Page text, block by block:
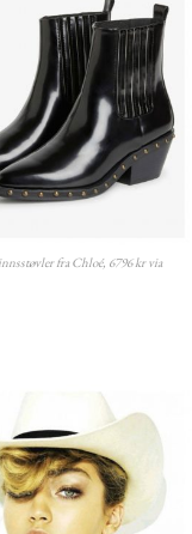
fra Chloé, 6796 kr via